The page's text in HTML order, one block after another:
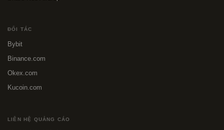
ĐỐI TÁC
Bybit
Binance.com
Okex.com
Kucoin.com
LIÊN HỆ QUẢNG CÁO